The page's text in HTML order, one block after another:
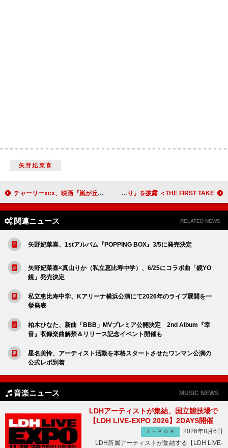
矢野妃菜喜
チャーリーxcx、映画『嵐が丘』からインスパイアされたニューAL『ワザリング・ハイツ』リリース ハンバート ハンバート初登場、朝ドラ『ばけばけ』主題歌「笑ったり転んだり」を披露 ＜THE FIRST TAKE＞
関連ニュース RELATED NEWS
矢野妃菜喜、1stアルバム『POPPING BOX』3/5に発売決定
矢野妃菜喜×真山りか（私立恵比寿中学）、6/25にコラボ曲「鏡YO
鏡」発売決定
私立恵比寿中学、Kアリーナ横浜公演にて2026年のライブ展開を一
挙発表
柏木ひなた、新曲「BBB」MVプレミア公開決定 2nd Album『幸
音』収録楽曲解禁＆リリース記念イベント開催も
星名美怜、アーティスト活動を本格スタートさせたワンマン公演の
公式レポ到着
音楽ニュース MUSIC NEWS
LDHアーティストが集結、国立競技場で
【LDH LIVE-EXPO 2026】2DAYS開催
Ｊ－ＰＯＰ
2026年8月6日
LDH所属アーティストが集結する【LDH LIVE-